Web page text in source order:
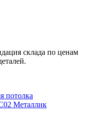
склада по ценам
потолка
Металлик